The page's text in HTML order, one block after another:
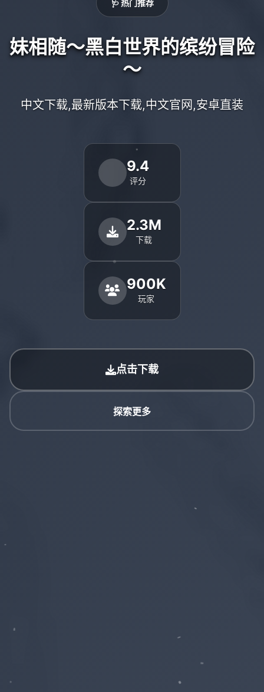
🩺 热门推荐
妹相随～黑白世界的缤纷冒险
～
中文下载,最新版本下载,中文官网,安卓直装
9.4
评分
2.3M
下载
900K
玩家
点击下载
探索更多